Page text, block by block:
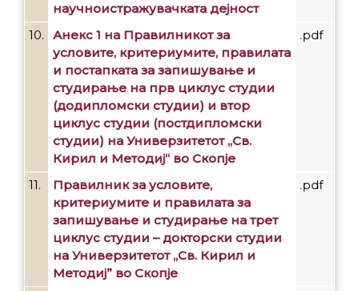
научноистражувачката дејност
10.
Анекс 1 на Правилникот за
условите, критериумите, правилата
и постапката за запишување и
студирање на прв циклус студии
(додипломски студии) и втор
циклус студии (постдипломски
студии) на Универзитетот „Св.
Кирил и Методиј“ во Скопје
.pdf
11.
Правилник за условите,
критериумите и правилата за
запишување и студирање на трет
циклус студии – докторски студии
на Универзитетот „Св. Кирил и
Методиј” во Скопје
.pdf